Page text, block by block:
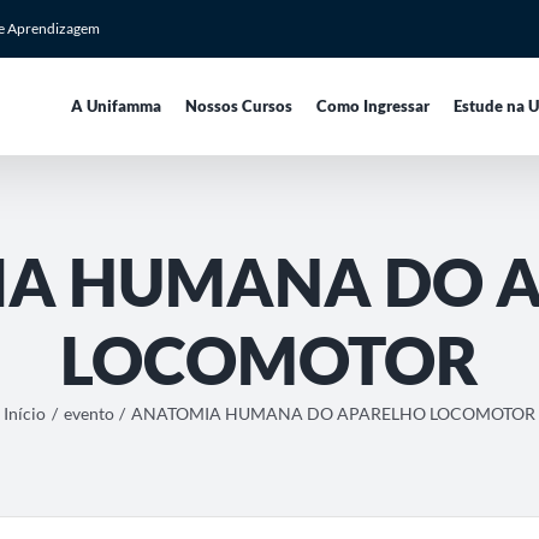
Aprendizagem
A Unifamma Nossos Cursos Como Ingressar Estude na
HUMANA DO
LOCOMOTOR
Início evento ANATOMIA HUMANA DO APARELHO LOCOMOTOR